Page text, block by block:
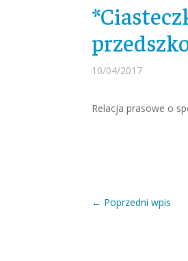
10/04/2017
Relacja prasowe o
← Poprzedni wpis